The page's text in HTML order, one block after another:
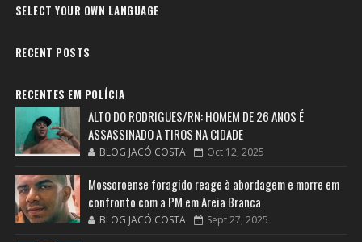
SELECT YOUR OWN LANGUAGE
RECENT POSTS
RECENTES EM POLÍCIA
ALTO DO RODRIGUES/RN: HOMEM DE 26 ANOS É
ASSASSINADO A TIROS NA CIDADE
BLOG JACÓ COSTA Oct 12, 2025
Mossoroense foragido reage à abordagem e morre em
confronto com a PM em Areia Branca
BLOG JACÓ COSTA Sept 27, 2025